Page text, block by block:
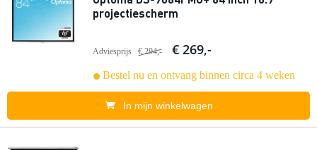
projectiescherm
Adviesprijs € 294,- € 269,-
Bestel nu en ontvang binnen circa 4 weken
In mijn winkelwagen